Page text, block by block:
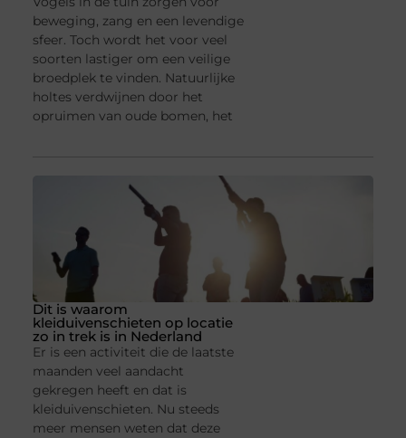
beweging, zang en een levendige
sfeer. Toch wordt het voor veel
soorten lastiger om een veilige
broedplek te vinden. Natuurlijke
holtes verdwijnen door het
opruimen van oude bomen, het
Dit is waarom
kleiduivenschieten op locatie
zo in trek is in Nederland
Er is een activiteit die de laatste
maanden veel aandacht
gekregen heeft en dat is
kleiduivenschieten. Nu steeds
meer mensen weten dat deze